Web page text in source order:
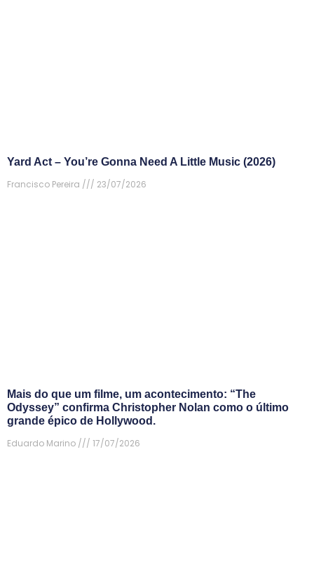
Yard Act – You’re Gonna Need A Little Music (2026)
Francisco Pereira
23/07/2026
Mais do que um filme, um acontecimento: “The
Odyssey” confirma Christopher Nolan como o último
grande épico de Hollywood.
Eduardo Marino
17/07/2026